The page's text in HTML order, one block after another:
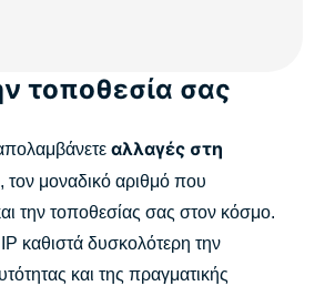
τοποθεσία σας
αλλαγές στη
, τον μοναδικό αριθμό που
την τοποθεσίας σας στον κόσμο.
καθιστά δυσκολότερη την
και της πραγματικής